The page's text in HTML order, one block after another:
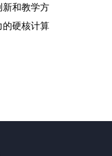
新和教学方
的硬核计算